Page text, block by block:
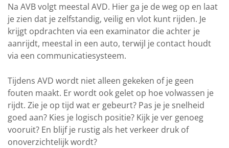
Na AVB volgt meestal AVD. Hier ga je de weg op en laat
je zien dat je zelfstandig, veilig en vlot kunt rijden. Je
krijgt opdrachten via een examinator die achter je
aanrijdt, meestal in een auto, terwijl je contact houdt
via een communicatiesysteem.
Tijdens AVD wordt niet alleen gekeken of je geen
fouten maakt. Er wordt ook gelet op hoe volwassen je
rijdt. Zie je op tijd wat er gebeurt? Pas je je snelheid
goed aan? Kies je logisch positie? Kijk je ver genoeg
vooruit? En blijf je rustig als het verkeer druk of
onoverzichtelijk wordt?